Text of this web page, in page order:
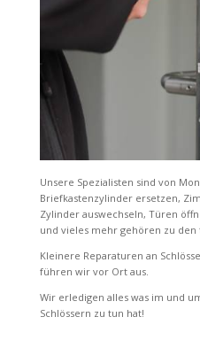
Unsere Spezialisten sind von
Briefkastenzylinder ersetzen,
Zylinder auswechseln, Türen
und vieles mehr gehören zu den
Kleinere Reparaturen an
führen wir vor Ort aus.
Wir erledigen alles was im und
Schlössern zu tun hat!